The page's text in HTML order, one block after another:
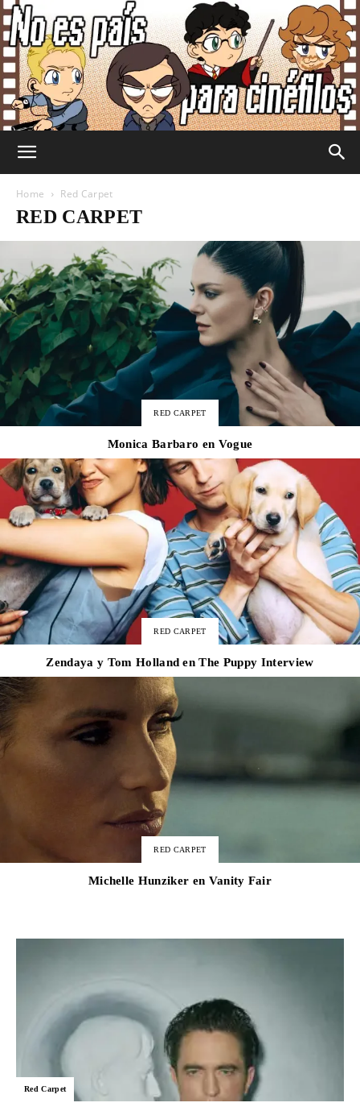
País
Para
Home Red Carpet
RED CARPET
RED CARPET
Monica Barbaro en Vogue
RED CARPET
Zendaya y Tom Holland en The Puppy Interview
RED CARPET
Michelle Hunziker en Vanity Fair
Red Carpet